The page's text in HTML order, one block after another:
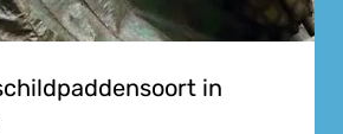
in